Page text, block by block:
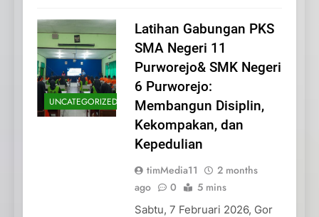
UNCATEGORIZED
Latihan Gabungan PKS
SMA Negeri 11
Purworejo& SMK Negeri
6 Purworejo:
Membangun Disiplin,
Kekompakan, dan
Kepedulian
timMedia11
2 months
ago
0 5 mins
Sabtu, 7 Februari 2026, Gor